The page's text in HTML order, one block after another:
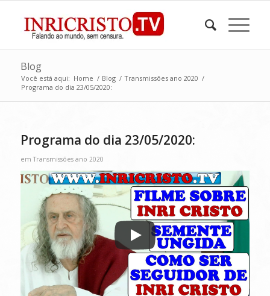
Blog
Você está aqui: Home / Blog / Transmissões ano 2020 /
Programa do dia 23/05/2020:
Programa do dia 23/05/2020:
emTransmissões ano 2020